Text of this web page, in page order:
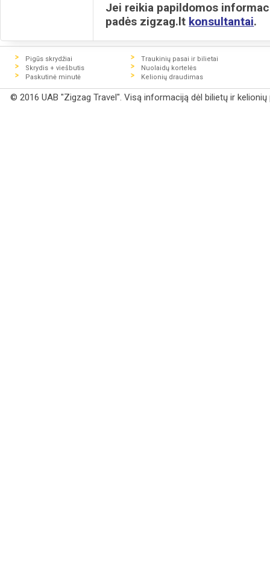
Jei reikia papildomos
padės zigzag.lt konsultantai.
Pigūs skrydžiai
Skrydis + viešbutis
Paskutinė minutė
Traukinių pasai ir bilietai
Nuolaidų kortelės
Kelionių draudimas
© 2016 UAB "Zigzag Travel". Visą informaciją dėl bilietų ir